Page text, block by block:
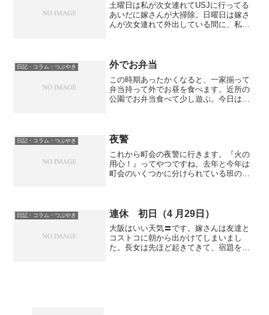
土曜日は私が次女連れてUSJに行ってる
あいだに嫁さんが大掃除。日曜日は嫁さ
んが次女連れて外出している間に、私が
らいは実施される大掃除...
日記・コラム・つぶやき 外でお弁当
この時期あったかくなると、一家揃って
弁当持って外でお昼を食べます。近所の
公園でお弁当食べて少し遊ぶ。今日はそ
期はこんなパターンの休...
日記・コラム・つぶやき 夜警
これから町会の夜警に行きます。『火の
用心！』ってやつですね。去年と今年は
町会のいくつかに分けられている班の班
てきます。亭主
日記・コラム・つぶやき 連休 初日（4 月29日）
大阪はいい天気〓です。嫁さんは友達と
コストコに朝から出かけてしまいまし
た。長女は先ほど起きてきて、宿題をや